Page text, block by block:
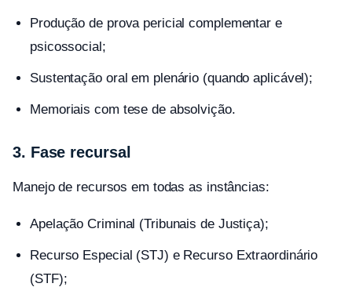
Produção de prova pericial complementar e
psicossocial;
Sustentação oral em plenário (quando aplicável);
Memoriais com tese de absolvição.
3. Fase recursal
Manejo de recursos em todas as instâncias:
Apelação Criminal (Tribunais de Justiça);
Recurso Especial (STJ) e Recurso Extraordinário
(STF);